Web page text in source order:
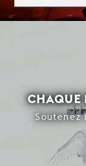
CHAQUE
Soutenez